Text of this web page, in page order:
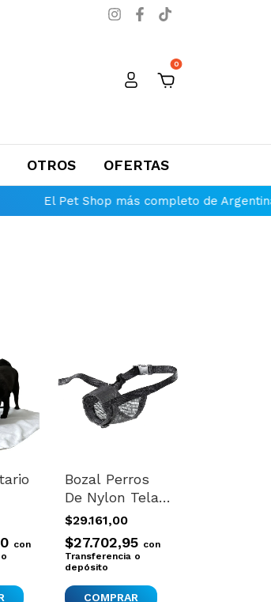
0
OTROS OFERTAS
más completo de Argentina Envíos
con
Bozal Perros
De Nylon Tela
Importado
Ferplast Talle
Xxl Negro
$29.161,00
$27.702,95 con
Transferencia o
depósito